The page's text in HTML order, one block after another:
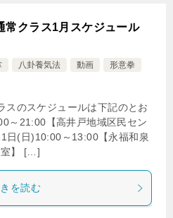
常クラス1月スケジュール
八卦養気法 動画
形意拳
スのスケジュールは下記のとお
～21:00【高井戸地域区民セン
日(日)10:00～13:00【永福和泉
室】 […]
を読む